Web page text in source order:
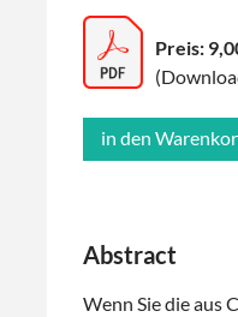
Preis:
Abstract
Wenn Sie die aus